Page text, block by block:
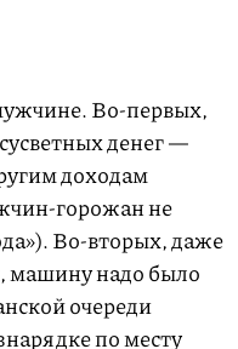
Во-первых,
денег —
доходам
горожан не
Во-вторых, даже
машину надо было
очереди
по месту